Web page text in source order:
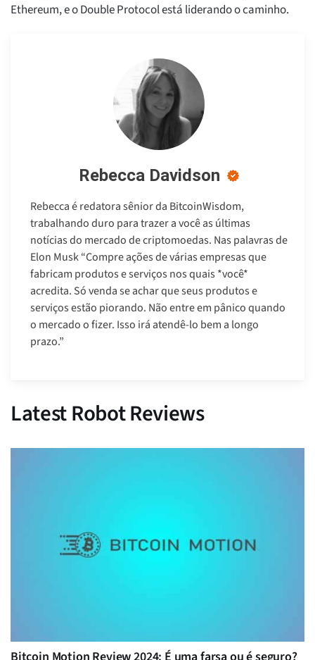
Ethereum, e o Double Protocol está liderando o caminho.
Rebecca Davidson
Rebecca é redatora sênior da BitcoinWisdom,
trabalhando duro para trazer a você as últimas
notícias do mercado de criptomoedas. Nas palavras de
Elon Musk “Compre ações de várias empresas que
fabricam produtos e serviços nos quais *você*
acredita. Só venda se achar que seus produtos e
serviços estão piorando. Não entre em pânico quando
o mercado o fizer. Isso irá atendê-lo bem a longo
prazo.”
Latest Robot Reviews